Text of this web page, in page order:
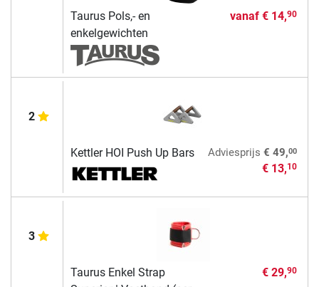
Taurus Pols,- en
enkelgewichten
vanaf € 14,90
2
Kettler HOI Push Up Bars Adviesprijs € 49,00
€ 13,10
3
Taurus Enkel Strap
€ 29,90